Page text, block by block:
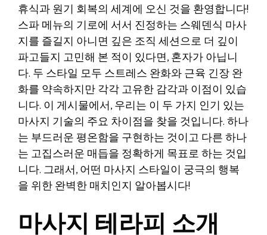
휴식과 원기 회복의 세계에 오신 것을 환영합니다!
스파 메뉴의 기로에 서서 진정하는 스웨덴식 마사
지를 즐길지 아니면 깊은 조직 세션으로 더 깊이
파고들지 고민해 본 적이 있다면, 혼자가 아닙니
다. 두 스타일 모두 스트레스 완화와 근육 긴장 완
화를 약속하지만 각각 고유한 감각과 이점이 있습
니다. 이 게시물에서, 우리는 이 두 가지 인기 있는
마사지 기술의 주요 차이점을 찾을 것입니다. 하나
는 부드러운 평온함을 구현하는 것이고 다른 하나
는 고집스러운 매듭을 정확하게 목표로 하는 것입
니다. 그래서, 어떤 마사지 스타일이 궁극의 행복
을 위한 완벽한 매치인지 알아봅시다!
마사지 테라피 소개